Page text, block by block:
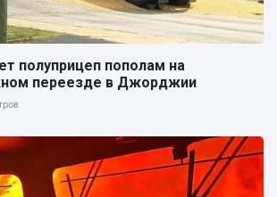
полуприцеп пополам на
переезде в Джорджии